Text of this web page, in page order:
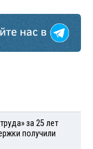
за 25 лет
получили